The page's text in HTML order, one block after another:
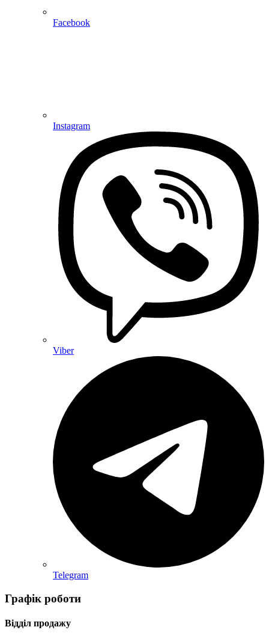
Facebook
Instagram
Viber
Telegram
Графік роботи
Відділ продажу